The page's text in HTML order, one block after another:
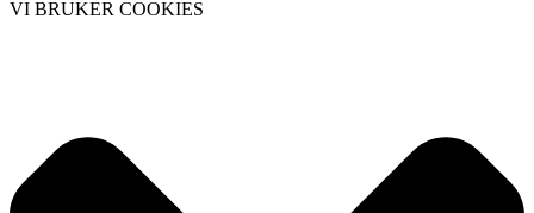
VI BRUKER COOKIES